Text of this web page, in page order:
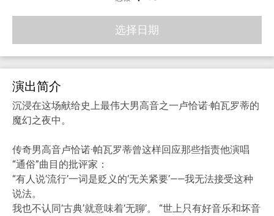
选择日期
演出简介
沉浸在这场献给史上最伟大男高音之一卢恰诺·帕瓦罗蒂的
魔幻之夜中。
传奇男高音卢恰诺·帕瓦罗蒂曾这样回应那些指责他演唱
“通俗”曲目的批评家：
“有人说‘流行’一词是贬义的‘无关紧要’——我无法接受这种
说法。
我也不认同‘古典’就意味着‘无聊’。 “世上只有好音乐和坏音